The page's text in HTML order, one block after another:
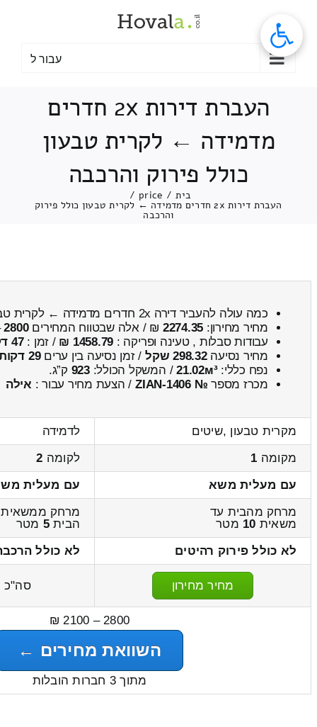
עבור ל
העברת דירות 2x חדרים
מדמידה ← לקרית טבעון
כולל פירוק והרכבה
בית /
price
/
העברת דירות 2x חדרים מדמידה ← לקרית טבעון כולל פירוק
והרכבה
כמה עולה להעביר דירה 2x חדרים מדמידה ← לקרית טבעון
מחיר מחירון: 2274.35 ₪ / אלה שבטווח המחירים2800
עבודות סבלות , טעינה ופריקה : 1458.79 ₪ / זמן :47 דקות 49 שניות
מחיר נסיעה298.32 שקל / זמן נסיעה בין ערים29 דקות
נפח כללי:21.02м³/ המשקל הכולל:923 ק”ג.
מכרז מספר № ZIAN-1406 / הצעת מחיר עבור : אילה
מקרית טבעון ,שיטים
לדמידה
מקומה 1 לקומה 2
עם מעלית משא
עם מעלית
מרחק מהבית עד
משאית 10 מטר
מרחק
הבית5 מטר
לא כולל פירוק רהיטים
לא כולל
מחיר מחירון סה"כ
2800 – 2100 ₪
השוואת מחירים ←
מתוך 3 חברות הובלות